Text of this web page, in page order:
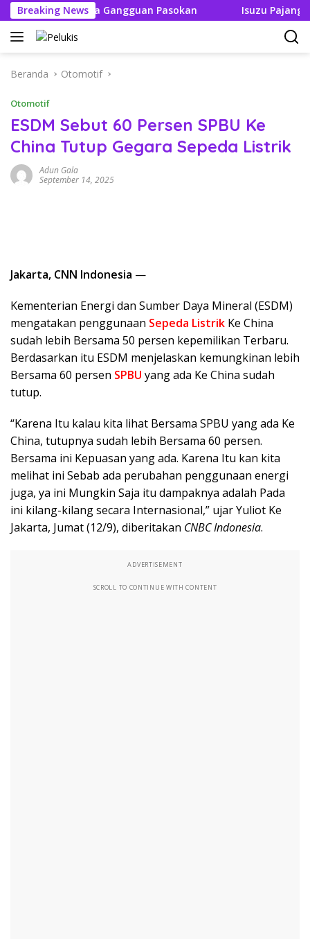
Langsung
ke
konten
Breaking News
Boleh Ada Gangguan Pasokan Isuzu Pajang
Beranda Otomotif
Otomotif
ESDM Sebut 60 Persen SPBU Ke
China Tutup Gegara Sepeda Listrik
Adun Gala
September 14, 2025
Jakarta, CNN Indonesia —
Kementerian Energi dan Sumber Daya Mineral (ESDM)
mengatakan penggunaan Sepeda Listrik Ke China
sudah lebih Bersama 50 persen kepemilikan Terbaru.
Berdasarkan itu ESDM menjelaskan kemungkinan lebih
Bersama 60 persen SPBU yang ada Ke China sudah
tutup.
“Karena Itu kalau kita lihat Bersama SPBU yang ada Ke
China, tutupnya sudah lebih Bersama 60 persen.
Bersama ini Kepuasan yang ada. Karena Itu kan kita
melihat ini Sebab ada perubahan penggunaan energi
juga, ya ini Mungkin Saja itu dampaknya adalah Pada
ini kilang-kilang secara Internasional,” ujar Yuliot Ke
Jakarta, Jumat (12/9), diberitakan CNBC Indonesia.
ADVERTISEMENT
SCROLL TO CONTINUE WITH CONTENT